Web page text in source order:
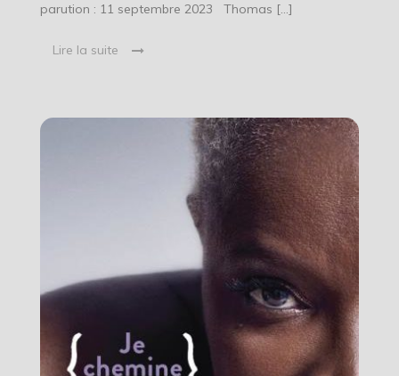
parution : 11 septembre 2023 Thomas […]
Lire la suite